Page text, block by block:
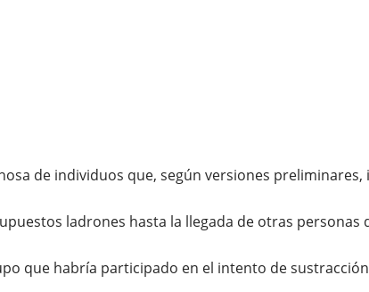
de individuos que, según versiones
ladrones hasta la llegada de otras
que habría participado en el intento de